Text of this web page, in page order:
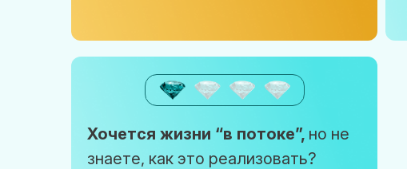
Хочется жизни “в потоке”, но не
знаете, как это реализовать?